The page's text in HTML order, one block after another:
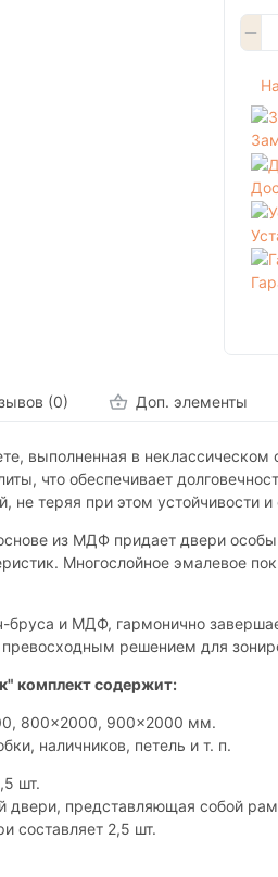
(0) Доп. элементы
выполненная в неклассическом
что обеспечивает
не теряя при этом
из МДФ придает двери
Многослойное эмалевое
и МДФ, гармонично
решением для
комплект содержит:
800x2000, 900x2000 мм.
наличников, петель и т. п.
шт.
двери, представляющая собой
составляет 2,5 шт.